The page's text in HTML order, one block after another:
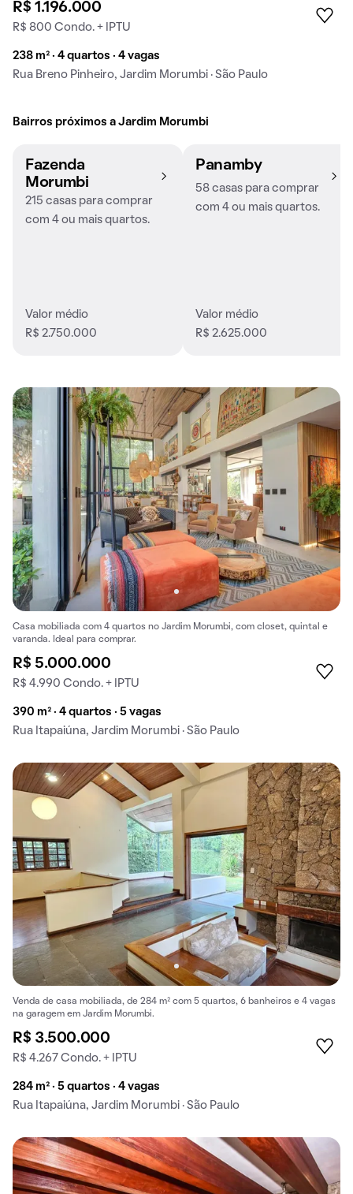
R$ 1.196.000
R$ 800 Condo. + IPTU
238 m² · 4 quartos · 4 vagas
Rua Breno Pinheiro, Jardim Morumbi · São Paulo
Bairros próximos a Jardim Morumbi
Fazenda
Morumbi
215 casas para comprar
com 4 ou mais quartos.
Valor médio
R$ 2.750.000
Panamby
58 casas para comprar
com 4 ou mais quartos.
Valor médio
R$ 2.625.000
Casa mobiliada com 4 quartos no Jardim Morumbi, com closet, quintal e
varanda. Ideal para comprar.
R$ 5.000.000
R$ 4.990 Condo. + IPTU
390 m² · 4 quartos · 5 vagas
Rua Itapaiúna, Jardim Morumbi · São Paulo
Venda de casa mobiliada, de 284 m² com 5 quartos, 6 banheiros e 4 vagas
na garagem em Jardim Morumbi.
R$ 3.500.000
R$ 4.267 Condo. + IPTU
284 m² · 5 quartos · 4 vagas
Rua Itapaiúna, Jardim Morumbi · São Paulo